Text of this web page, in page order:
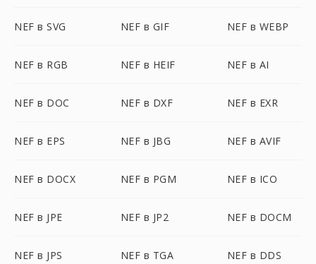
NEF в SVG NEF в GIF NEF в WEBP
NEF в RGB NEF в HEIF NEF в AI
NEF в DOC NEF в DXF NEF в EXR
NEF в EPS NEF в JBG NEF в AVIF
NEF в DOCX NEF в PGM NEF в ICO
NEF в JPE NEF в JP2 NEF в DOCM
NEF в JPS NEF в TGA NEF в DDS